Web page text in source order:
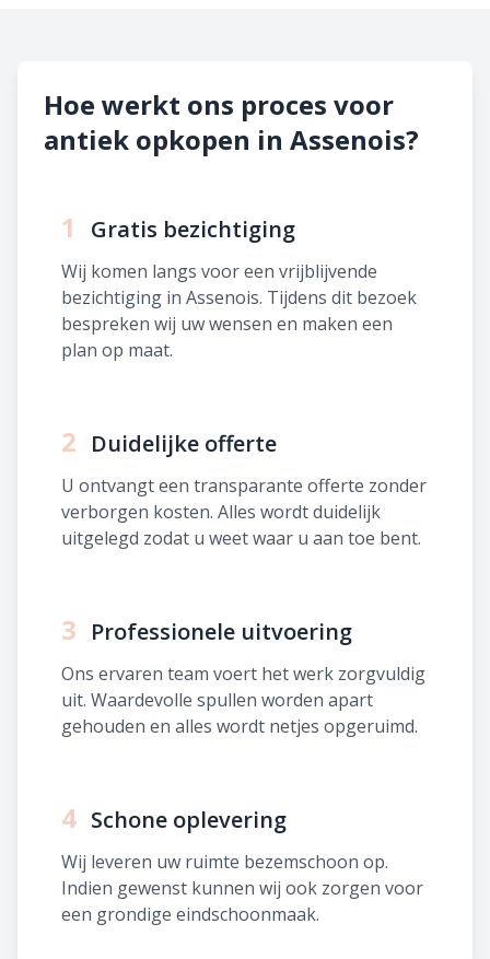
Hoe werkt ons proces voor
antiek opkopen in Assenois?
1 Gratis bezichtiging
Wij komen langs voor een vrijblijvende
bezichtiging in Assenois. Tijdens dit bezoek
bespreken wij uw wensen en maken een
plan op maat.
2 Duidelijke offerte
U ontvangt een transparante offerte zonder
verborgen kosten. Alles wordt duidelijk
uitgelegd zodat u weet waar u aan toe bent.
3 Professionele uitvoering
Ons ervaren team voert het werk zorgvuldig
uit. Waardevolle spullen worden apart
gehouden en alles wordt netjes opgeruimd.
4 Schone oplevering
Wij leveren uw ruimte bezemschoon op.
Indien gewenst kunnen wij ook zorgen voor
een grondige eindschoonmaak.